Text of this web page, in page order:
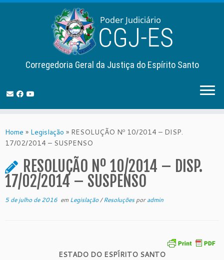
to
content
Corregedoria Geral da Justiça do Espírito Santo
Home » Legislação » RESOLUÇÃO Nº 10/2014 – DISP.
17/02/2014 – SUSPENSO
RESOLUÇÃO Nº 10/2014 – DISP.
17/02/2014 – SUSPENSO
5 de julho de 2016 em Legislação/Resoluçõesporadmin
ESTADO DO ESPÍRITO SANTO